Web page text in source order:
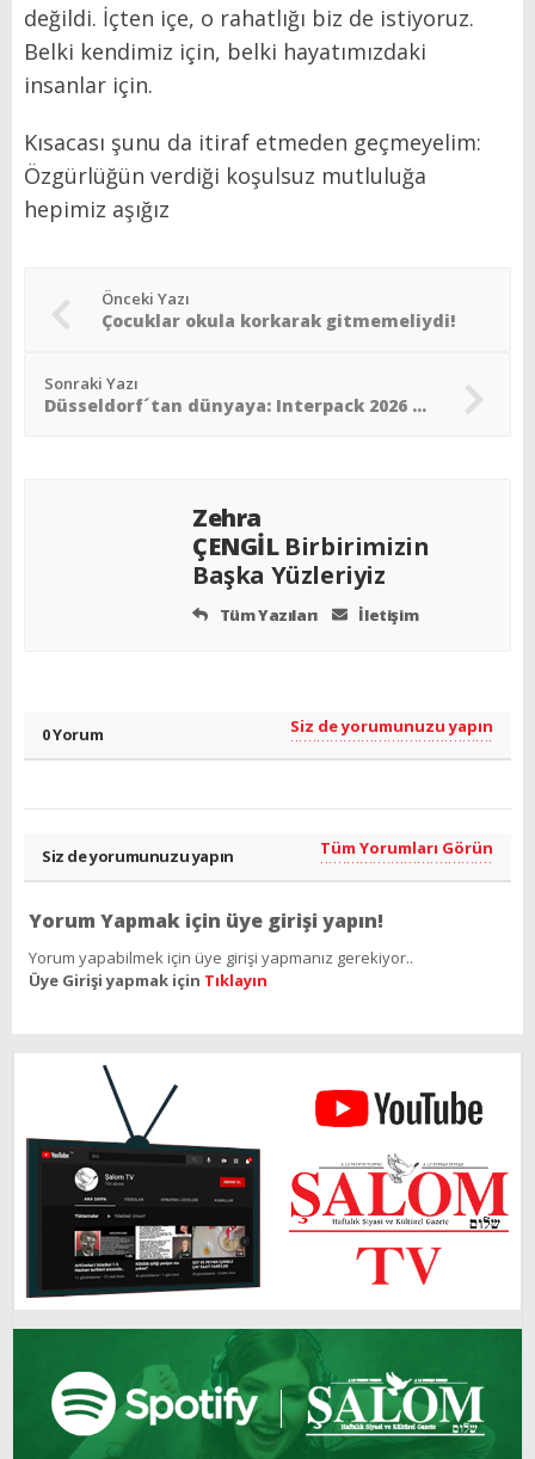
değildi. İçten içe, o rahatlığı biz de istiyoruz.
Belki kendimiz için, belki hayatımızdaki
insanlar için.
Kısacası şunu da itiraf etmeden geçmeyelim:
Özgürlüğün verdiği koşulsuz mutluluğa
hepimiz aşığız
Önceki Yazı
Çocuklar okula korkarak gitmemeliydi!
Sonraki Yazı
Düsseldorf´tan dünyaya: Interpack 2026 vizyonu!
Zehra
ÇENGİL Birbirimizin
Başka Yüzleriyiz
Tüm Yazıları İletişim
0 Yorum Siz de yorumunuzu yapın
Siz de yorumunuzu yapın Tüm Yorumları Görün
Yorum Yapmak için üye girişi yapın!
Yorum yapabilmek için üye girişi yapmanız gerekiyor..
Üye Girişi yapmak için Tıklayın